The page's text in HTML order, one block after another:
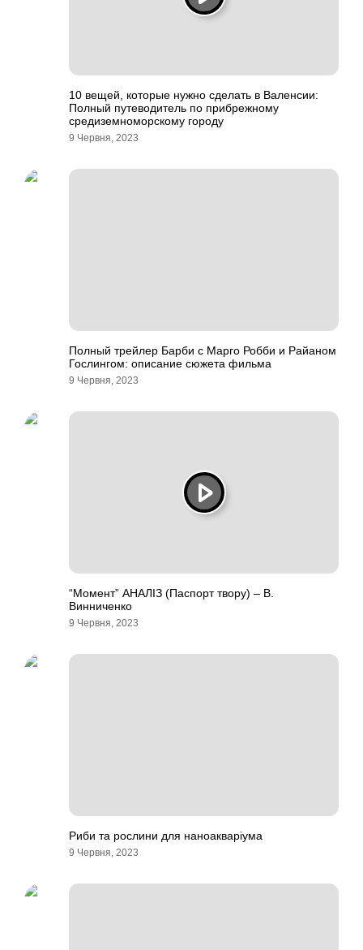
10 вещей, которые нужно сделать в Валенсии:
Полный путеводитель по прибрежному
средиземноморскому городу
9 Червня, 2023
Полный трейлер Барби с Марго Робби и Райаном
Гослингом: описание сюжета фильма
9 Червня, 2023
“Момент” АНАЛІЗ (Паспорт твору) – В.
Винниченко
9 Червня, 2023
Риби та рослини для наноакваріума
9 Червня, 2023